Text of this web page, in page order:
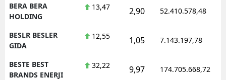
BERA BERA
HOLDING
13,47 2,90 52.410.578,48
BESLR BESLER
GIDA
12,55 1,05 7.143.197,78
BESTE BEST
BRANDS ENERJI
32,22 9,97 174.705.668,72